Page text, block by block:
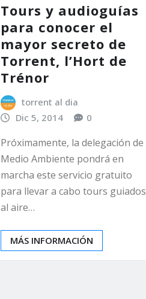
Tours y audioguías
para conocer el
mayor secreto de
Torrent, l’Hort de
Trénor
torrent al dia
Dic 5, 2014
0
Próximamente, la delegación de
Medio Ambiente pondrá en
marcha este servicio gratuito
para llevar a cabo tours guiados
al aire…
MÁS INFORMACIÓN